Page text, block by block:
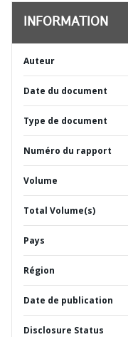
INFORMATION
Auteur
Date du document
Type de document
Numéro du rapport
Volume
Total Volume(s)
Pays
Région
Date de publication
Disclosure Status